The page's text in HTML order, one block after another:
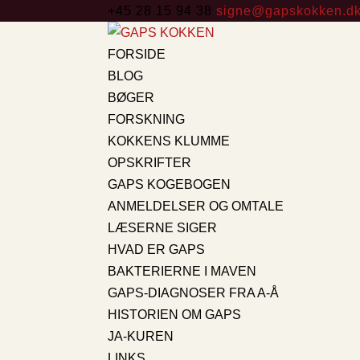
+45 28 15 94 38
FORSIDE
BLOG
BØGER
FORSKNING
KOKKENS KLUMME
OPSKRIFTER
GAPS KOGEBOGEN
ANMELDELSER OG OMTALE
LÆSERNE SIGER
HVAD ER GAPS
BAKTERIERNE I MAVEN
GAPS-DIAGNOSER FRA A-Å
HISTORIEN OM GAPS
JA-KUREN